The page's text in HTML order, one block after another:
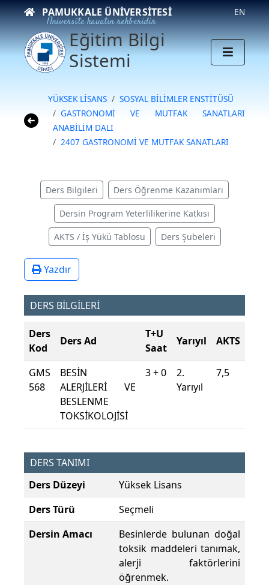
PAMUKKALE ÜNIVERSITESI
Üniversite hayatın rehberidir
EN
Eğitim Bilgi
Sistemi
YÜKSEK LİSANS
SOSYAL BİLİMLER ENSTİTÜSÜ
GASTRONOMİ VE MUTFAK SANATLARI
ANABİLİM DALI
2407 GASTRONOMİ VE MUTFAK SANATLARI
Ders Bilgileri Ders Öğrenme Kazanımları
Dersin Program Yeterlilikerine Katkısı
AKTS / İş Yükü Tablosu Ders Şubeleri
Yazdır
DERS BİLGİLERİ
Ders
Kod
Ders Ad
T+U
Saat
Yarıyıl AKTS
GMS
568
BESİN
ALERJİLERİ VE
BESLENME
TOKSİKOLOJİSİ
3 + 0
2.
Yarıyıl
7,5
DERS TANIMI
Ders Düzeyi
Yüksek Lisans
Ders Türü
Seçmeli
Dersin Amacı
Besinlerde bulunan doğal
toksik maddeleri tanımak,
alerji faktörlerini
öğrenmek.